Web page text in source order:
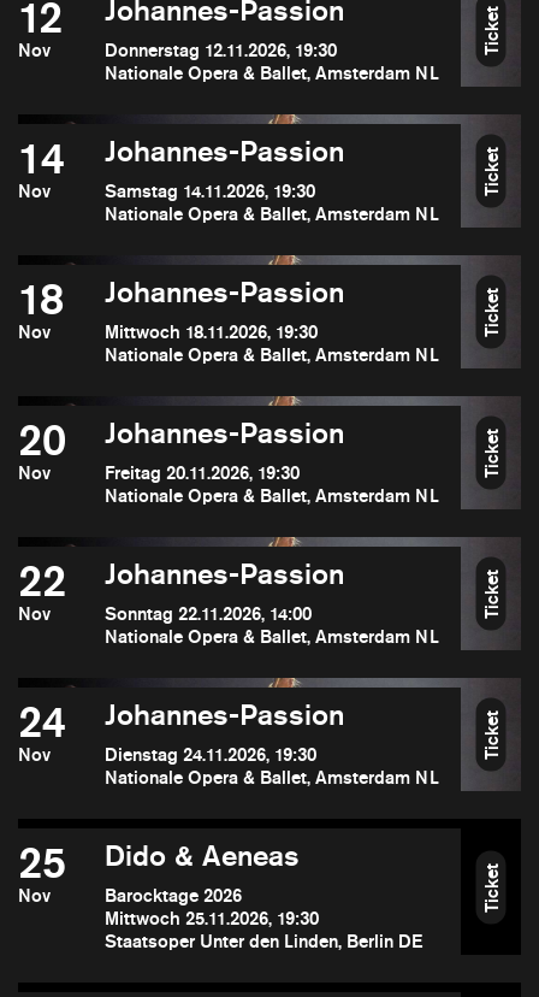
12
Nov
Johannes-Passion
Donnerstag 12.11.2026, 19:30
Nationale Opera & Ballet, Amsterdam NL
Ticket
14
Nov
Johannes-Passion
Samstag 14.11.2026, 19:30
Nationale Opera & Ballet, Amsterdam NL
Ticket
18
Nov
Johannes-Passion
Mittwoch 18.11.2026, 19:30
Nationale Opera & Ballet, Amsterdam NL
Ticket
20
Nov
Johannes-Passion
Freitag 20.11.2026, 19:30
Nationale Opera & Ballet, Amsterdam NL
Ticket
22
Nov
Johannes-Passion
Sonntag 22.11.2026, 14:00
Nationale Opera & Ballet, Amsterdam NL
Ticket
24
Nov
Johannes-Passion
Dienstag 24.11.2026, 19:30
Nationale Opera & Ballet, Amsterdam NL
Ticket
25
Nov
Dido & Aeneas
Barocktage 2026
Mittwoch 25.11.2026, 19:30
Staatsoper Unter den Linden, Berlin DE
Ticket